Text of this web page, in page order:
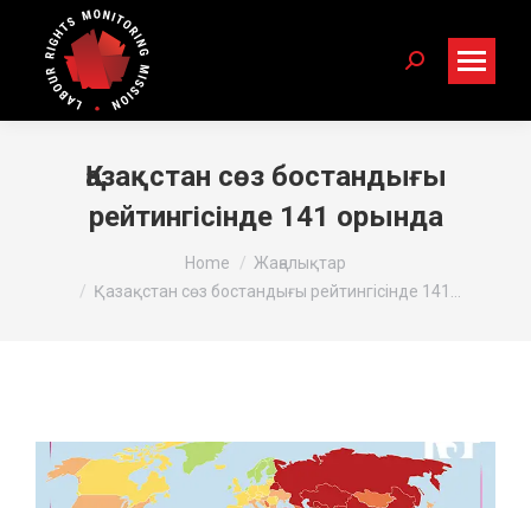
Search:
Қазақстан сөз бостандығы
рейтингісінде 141 орында
Home
Жаңалықтар
Қазақстан сөз бостандығы рейтингісінде 141…